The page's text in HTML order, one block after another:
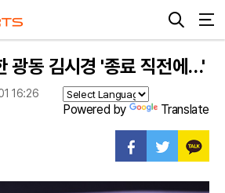
광동 김시경 '종료 직전에…'
16:26
Powered by Translate